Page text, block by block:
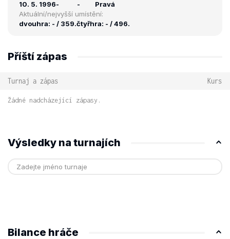
10. 5. 1996-
-
Pravá
Aktuální/nejvyšší umístění:
dvouhra: - / 359.čtyřhra: - / 496.
Příští zápas
Turnaj a zápas Kurs
Žádné nadcházející zápasy.
Výsledky na turnajích
Bilance hráče